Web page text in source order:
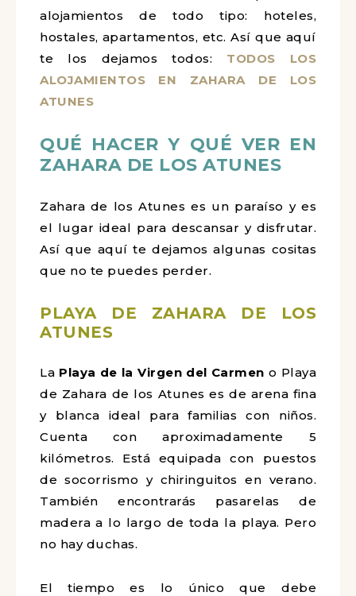
alojamientos de todo tipo: hoteles,
hostales, apartamentos, etc. Así que aquí
te los dejamos todos: TODOS LOS
ALOJAMIENTOS EN ZAHARA DE LOS
ATUNES
QUÉ HACER Y QUÉ VER EN
ZAHARA DE LOS ATUNES
Zahara de los Atunes es un paraíso y es
el lugar ideal para descansar y disfrutar.
Así que aquí te dejamos algunas cositas
que no te puedes perder.
PLAYA DE ZAHARA DE LOS
ATUNES
La Playa de la Virgen del Carmen o Playa
de Zahara de los Atunes es de arena fina
y blanca ideal para familias con niños.
Cuenta con aproximadamente 5
kilómetros. Está equipada con puestos
de socorrismo y chiringuitos en verano.
También encontrarás pasarelas de
madera a lo largo de toda la playa. Pero
no hay duchas.
El tiempo es lo único que debe